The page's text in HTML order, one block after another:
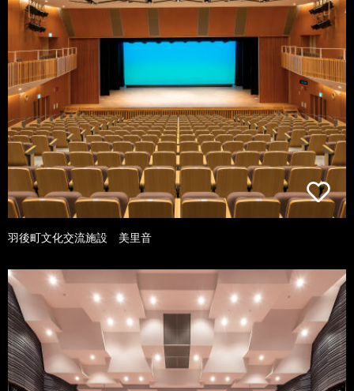
羽後町文化交流施設 美里音